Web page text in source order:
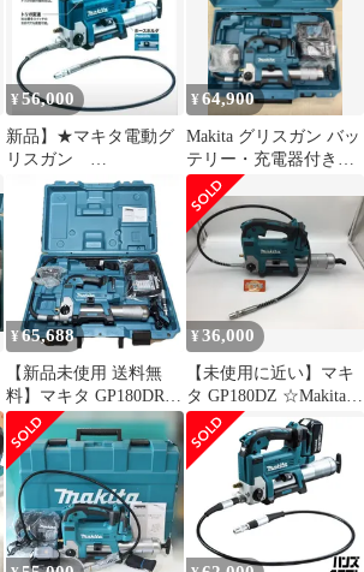
リス ガン グリスアップ
¥56,000
新品】★マキタ電動グ
リスガン
GP180DRG バッテリ
ー.充電器.ケース付★
¥64,900
Makita グリスガン バッ
テリー・充電器付き
GP180DRG
¥ 65,688
【新品未使用 送料無
料】マキタ GP180DRG
充電式グリスガン
18V6Ah バッテリ 充電
器 ケース付 Makita 電
動 BL1860B
¥36,000
【未使用に近い】マキ
タ GP180DZ ☆Makita/
18V充電式グリスガン
(本体のみ) [IT_LRSML]
[知立][M04]